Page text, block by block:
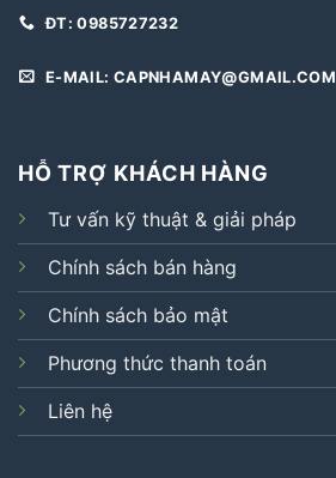
ĐT: 0985727232
E-MAIL: CAPNHAMAY@GMAIL.COM
HỖ TRỢ KHÁCH HÀNG
Tư vấn kỹ thuật & giải pháp
Chính sách bán hàng
Chính sách bảo mật
Phương thức thanh toán
Liên hệ